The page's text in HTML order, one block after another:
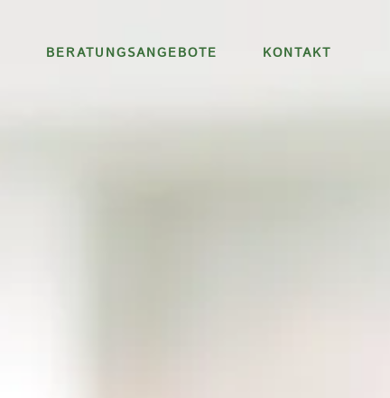
BERATUNGSANGEBOTE KONTAKT